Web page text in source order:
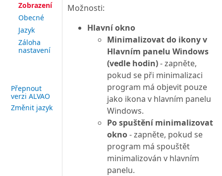
Zobrazení
Obecné
Jazyk
Záloha
nastavení
Přepnout
verzi ALVAO
Změnit jazyk
Možnosti:
Hlavní okno
Minimalizovat do ikony v
Hlavním panelu Windows
(vedle hodin)- zapněte,
pokud se při minimalizaci
program má objevit pouze
jako ikona v hlavním panelu
Windows.
Po spuštění minimalizovat
okno- zapněte, pokud se
program má spouštět
minimalizován v hlavním
panelu.